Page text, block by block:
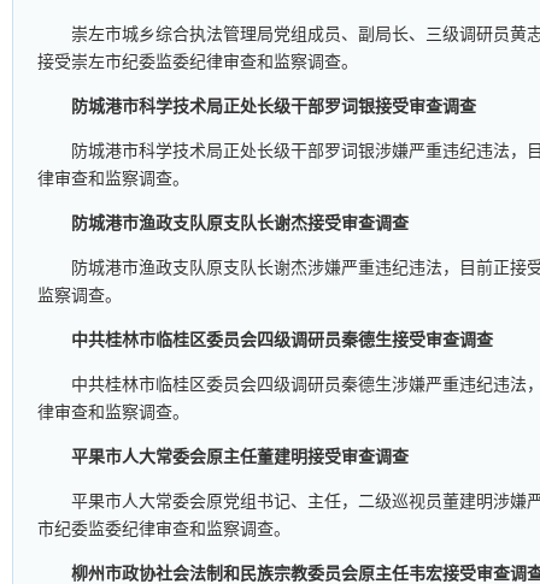
崇左市城乡综合执法管理局党组成员、副局长、三级调研员黄
接受崇左市纪委监委纪律审查和监察调查。
防城港市科学技术局正处长级干部罗词银接受审查调查
防城港市科学技术局正处长级干部罗词银涉嫌严重违纪违法，
律审查和监察调查。
防城港市渔政支队原支队长谢杰接受审查调查
防城港市渔政支队原支队长谢杰涉嫌严重违纪违法，目前正接
监察调查。
中共桂林市临桂区委员会四级调研员秦德生接受审查调查
中共桂林市临桂区委员会四级调研员秦德生涉嫌严重违纪违法
律审查和监察调查。
平果市人大常委会原主任董建明接受审查调查
平果市人大常委会原党组书记、主任，二级巡视员董建明涉嫌
市纪委监委纪律审查和监察调查。
柳州市政协社会法制和民族宗教委员会原主任韦宏接受审查调